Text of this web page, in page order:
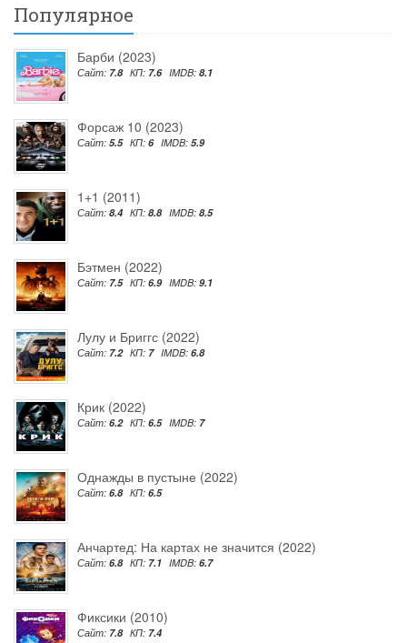
Популярное
Барби (2023)
Сайт: 7.8 КП: 7.6 IMDB: 8.1
Форсаж 10 (2023)
Сайт: 5.5 КП: 6 IMDB: 5.9
1+1 (2011)
Сайт: 8.4 КП: 8.8 IMDB: 8.5
Бэтмен (2022)
Сайт: 7.5 КП: 6.9 IMDB: 9.1
Лулу и Бриггс (2022)
Сайт: 7.2 КП: 7 IMDB: 6.8
Крик (2022)
Сайт: 6.2 КП: 6.5 IMDB: 7
Однажды в пустыне (2022)
Сайт: 6.8 КП: 6.5
Анчартед: На картах не значится (2022)
Сайт: 6.8 КП: 7.1 IMDB: 6.7
Фиксики (2010)
Сайт: 7.8 КП: 7.4